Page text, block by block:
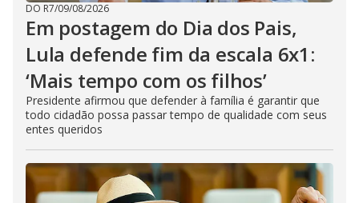
DO R7/09/08/2026
Em postagem do Dia dos Pais,
Lula defende fim da escala 6x1:
‘Mais tempo com os filhos’
Presidente afirmou que defender à família é garantir que
todo cidadão possa passar tempo de qualidade com seus
entes queridos